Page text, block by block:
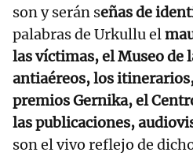
son y serán señas de
palabras de Urkullu el
las víctimas, el Museo de
antiaéreos, los
premios Gernika, el
las publicaciones,
son el vivo reflejo de